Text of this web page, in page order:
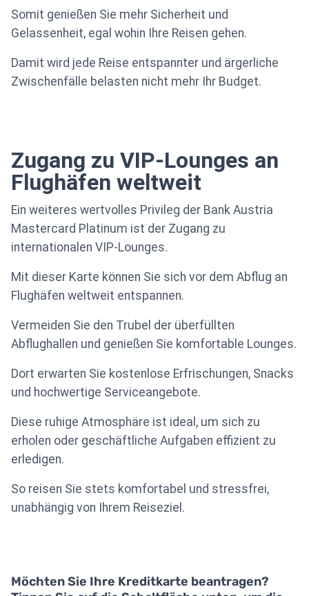
Somit genießen Sie mehr Sicherheit und
Gelassenheit, egal wohin Ihre Reisen gehen.
Damit wird jede Reise entspannter und ärgerliche
Zwischenfälle belasten nicht mehr Ihr Budget.
Zugang zu VIP-Lounges an
Flughäfen weltweit
Ein weiteres wertvolles Privileg der Bank Austria
Mastercard Platinum ist der Zugang zu
internationalen VIP-Lounges.
Mit dieser Karte können Sie sich vor dem Abflug an
Flughäfen weltweit entspannen.
Vermeiden Sie den Trubel der überfüllten
Abflughallen und genießen Sie komfortable Lounges.
Dort erwarten Sie kostenlose Erfrischungen, Snacks
und hochwertige Serviceangebote.
Diese ruhige Atmosphäre ist ideal, um sich zu
erholen oder geschäftliche Aufgaben effizient zu
erledigen.
So reisen Sie stets komfortabel und stressfrei,
unabhängig von Ihrem Reiseziel.
Möchten Sie Ihre Kreditkarte beantragen?